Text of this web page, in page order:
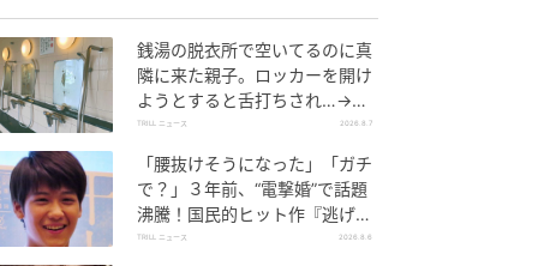
銭湯の脱衣所で空いてるのに真
隣に来た親子。ロッカーを開け
ようとすると舌打ちされ…→直
後、娘の放った“純粋な一言”に
TRILL ニュース 2026.8.7
「腰抜けそうになった」「ガチ
で？」３年前、“電撃婚”で話題
沸騰！国民的ヒット作『逃げ
恥』で異彩放った【国宝級イケ
TRILL ニュース 2026.8.6